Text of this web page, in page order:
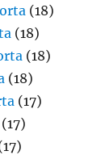
(18)
(18)
(18)
(18)
(17)
(17)